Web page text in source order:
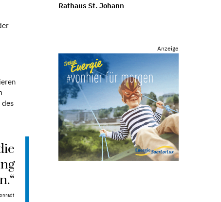
Rathaus St. Johann
Anzeige